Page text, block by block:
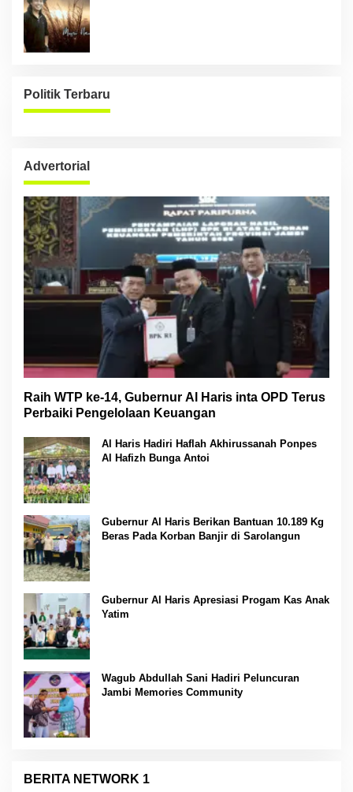
Politik Terbaru
Advertorial
Raih WTP ke-14, Gubernur Al Haris inta OPD Terus
Perbaiki Pengelolaan Keuangan
Al Haris Hadiri Haflah Akhirussanah Ponpes
Al Hafizh Bunga Antoi
Gubernur Al Haris Berikan Bantuan 10.189 Kg
Beras Pada Korban Banjir di Sarolangun
Gubernur Al Haris Apresiasi Progam Kas Anak
Yatim
Wagub Abdullah Sani Hadiri Peluncuran
Jambi Memories Community
BERITA NETWORK 1